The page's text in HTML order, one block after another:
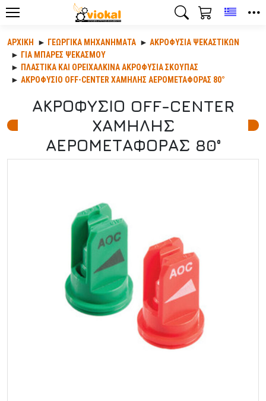
ΑΡΧΙΚΉ ΓΕΩΡΓΙΚΆ ΜΗΧΑΝΉΜΑΤΑ
ΑΚΡΟΦΎΣΙΑ ΨΕΚΑΣΤΙΚΏΝ
ΓΙΑ ΜΠΑΡΕΣ ΨΕΚΑΣΜΟΥ
ΠΛΑΣΤΙΚΑ ΚΑΙ ΟΡΕΙΧΑΛΚΙΝΑ ΑΚΡΟΦΥΣΙΑ ΣΚΟΥΠΑΣ
ΑΚΡΟΦΥΣΙΟ OFF-CENTER ΧΑΜΗΛΗΣ ΑΕΡΟΜΕΤΑΦΟΡΑΣ 80°
ΑΚΡΟΦΥΣΙΟ OFF-CENTER
ΧΑΜΗΛΗΣ
ΑΕΡΟΜΕΤΑΦΟΡΑΣ 80°